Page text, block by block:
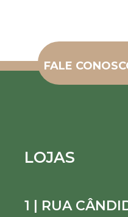
FALE
LOJAS
1 | RUA